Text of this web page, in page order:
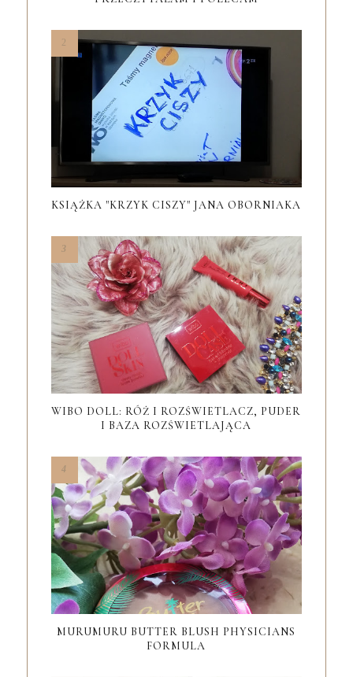
KSIĄŻKA "KRZYK CISZY" JANA OBORNIAKA
WIBO DOLL: RÓŻ I ROZŚWIETLACZ, PUDER
I BAZA ROZŚWIETLAJĄCA
MURUMURU BUTTER BLUSH PHYSICIANS
FORMULA